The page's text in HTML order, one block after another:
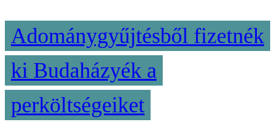
Adománygyűjtésből fizetnék
ki Budaházyék a
perköltségeiket